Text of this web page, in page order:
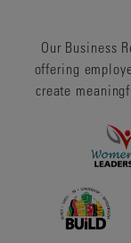
Our Business
offering
create